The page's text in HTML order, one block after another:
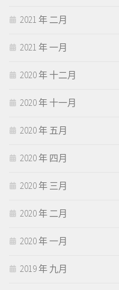
2021 年 二月
2021 年 一月
2020 年 十二月
2020 年 十一月
2020 年 五月
2020 年 四月
2020 年 三月
2020 年 二月
2020 年 一月
2019 年 九月